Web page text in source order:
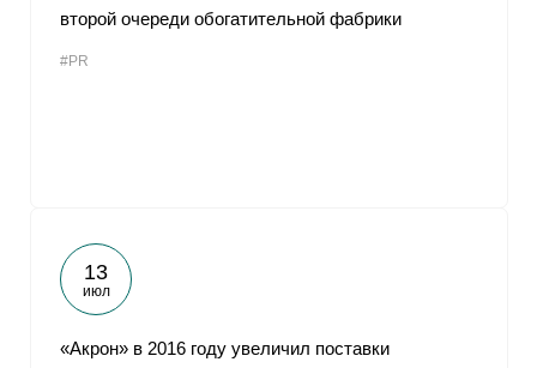
второй очереди обогатительной фабрики
#PR
13
июл
«Акрон» в 2016 году увеличил поставки